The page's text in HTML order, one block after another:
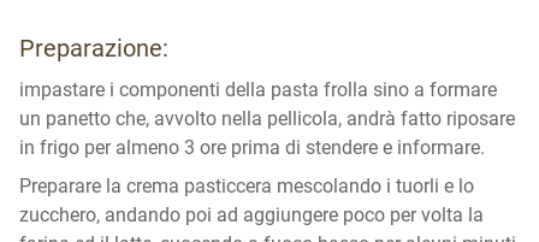
Preparazione:
impastare i componenti della pasta frolla sino a formare
un panetto che, avvolto nella pellicola, andrà fatto riposare
in frigo per almeno 3 ore prima di stendere e informare.
Preparare la crema pasticcera mescolando i tuorli e lo
zucchero, andando poi ad aggiungere poco per volta la